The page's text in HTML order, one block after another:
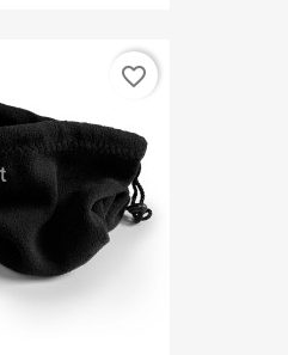
favorite_border